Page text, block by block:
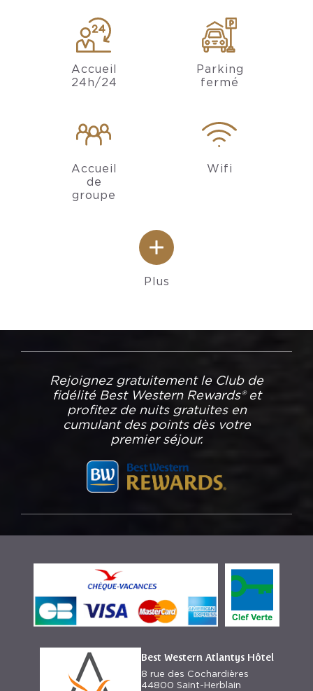
Accueil
24h/24
Parking
fermé
Accueil
de
groupe
Wifi
Plus
Rejoignez gratuitement le Club de
fidélité Best Western Rewards® et
profitez de nuits gratuites en
cumulant des points dès votre
premier séjour.
Best Western Atlantys Hôtel
8 rue des Cochardières
44800 Saint-Herblain